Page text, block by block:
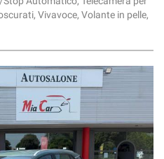
Vivavoce, Volante in pelle,